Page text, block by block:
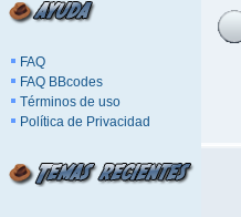
FAQ
FAQ BBcodes
Términos de uso
Política de Privacidad